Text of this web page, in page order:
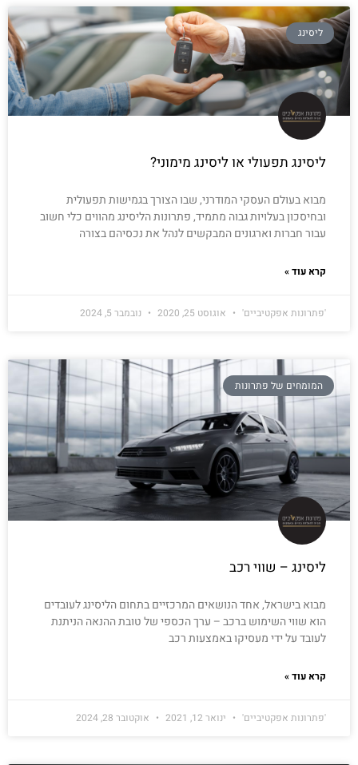
ליסינג
ליסינג תפעולי או ליסינג מימוני?
מבוא בעולם העסקי המודרני, שבו הצורך בגמישות תפעולית
ובחיסכון בעלויות גבוה מתמיד, פתרונות הליסינג מהווים כלי חשוב
עבור חברות וארגונים המבקשים לנהל את נכסיהם בצורה
קרא עוד »
'פתרונות אפקטיביים' אוגוסט 25, 2020 נובמבר 5, 2024
המומחים של פתרונות
ליסינג – שווי רכב
מבוא בישראל, אחד הנושאים המרכזיים בתחום הליסינג לעובדים
הוא שווי השימוש ברכב – ערך הכספי של טובת ההנאה הניתנת
לעובד על ידי מעסיקו באמצעות רכב
קרא עוד »
'פתרונות אפקטיביים' ינואר 12, 2021 אוקטובר 28, 2024